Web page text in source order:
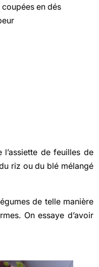
en dés
de feuilles de
riz ou du blé mélangé
de telle manière
On essaye d’avoir